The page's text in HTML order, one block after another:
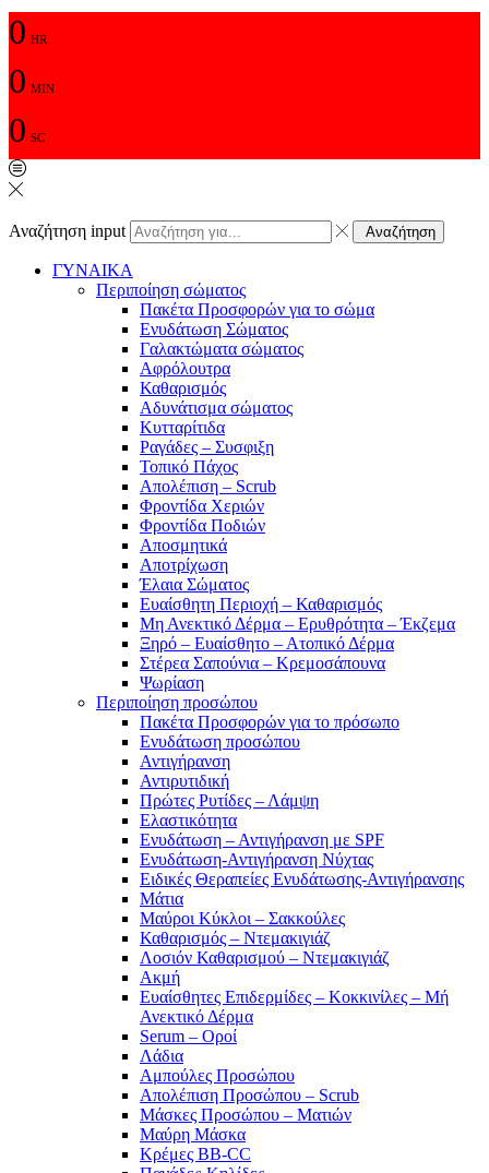
0 HR
0 MIN
0 SC
Αναζήτηση input Αναζήτηση
ΓΥΝΑΙΚΑ
Περιποίηση σώματος
Πακέτα Προσφορών για το σώμα
Ενυδάτωση Σώματος
Γαλακτώματα σώματος
Αφρόλουτρα
Καθαρισμός
Αδυνάτισμα σώματος
Κυτταρίτιδα
Ραγάδες – Συσφιξη
Τοπικό Πάχος
Απολέπιση – Scrub
Φροντίδα Χεριών
Φροντίδα Ποδιών
Αποσμητικά
Αποτρίχωση
Έλαια Σώματος
Ευαίσθητη Περιοχή – Καθαρισμός
Μη Ανεκτικό Δέρμα – Ερυθρότητα – Έκζεμα
Ξηρό – Ευαίσθητο – Ατοπικό Δέρμα
Στέρεα Σαπούνια – Κρεμοσάπουνα
Ψωρίαση
Περιποίηση προσώπου
Πακέτα Προσφορών για το πρόσωπο
Ενυδάτωση προσώπου
Αντιγήρανση
Αντιρυτιδική
Πρώτες Ρυτίδες – Λάμψη
Ελαστικότητα
Ενυδάτωση – Αντιγήρανση με SPF
Ενυδάτωση-Αντιγήρανση Νύχτας
Ειδικές Θεραπείες Ενυδάτωσης-Αντιγήρανσης
Μάτια
Μαύροι Κύκλοι – Σακκούλες
Καθαρισμός – Ντεμακιγιάζ
Λοσιόν Καθαρισμού – Ντεμακιγιάζ
Ακμή
Ευαίσθητες Επιδερμίδες – Κοκκινίλες – Μή
Ανεκτικό Δέρμα
Serum – Οροί
Λάδια
Αμπούλες Προσώπου
Απολέπιση Προσώπου – Scrub
Μάσκες Προσώπου – Ματιών
Μαύρη Μάσκα
Κρέμες BB-CC